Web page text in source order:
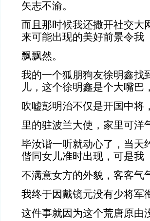
矢志不渝。
而且那时候我还撒开社交大
来可能出现的美好前景令我
飘飘然。
我的一个狐朋狗友徐明鑫找
儿，这个徐明鑫是个大嘴巴，
吹嘘彭明治不仅是开国中将
里的驻波兰大使，家里可洋
毕汝谐一听就动心了，当天
偕同女儿准时出现，可是我
不满意女方的外貌，客客气
我终于因戴镜元没有少将军
这件事就因为这个荒唐原由